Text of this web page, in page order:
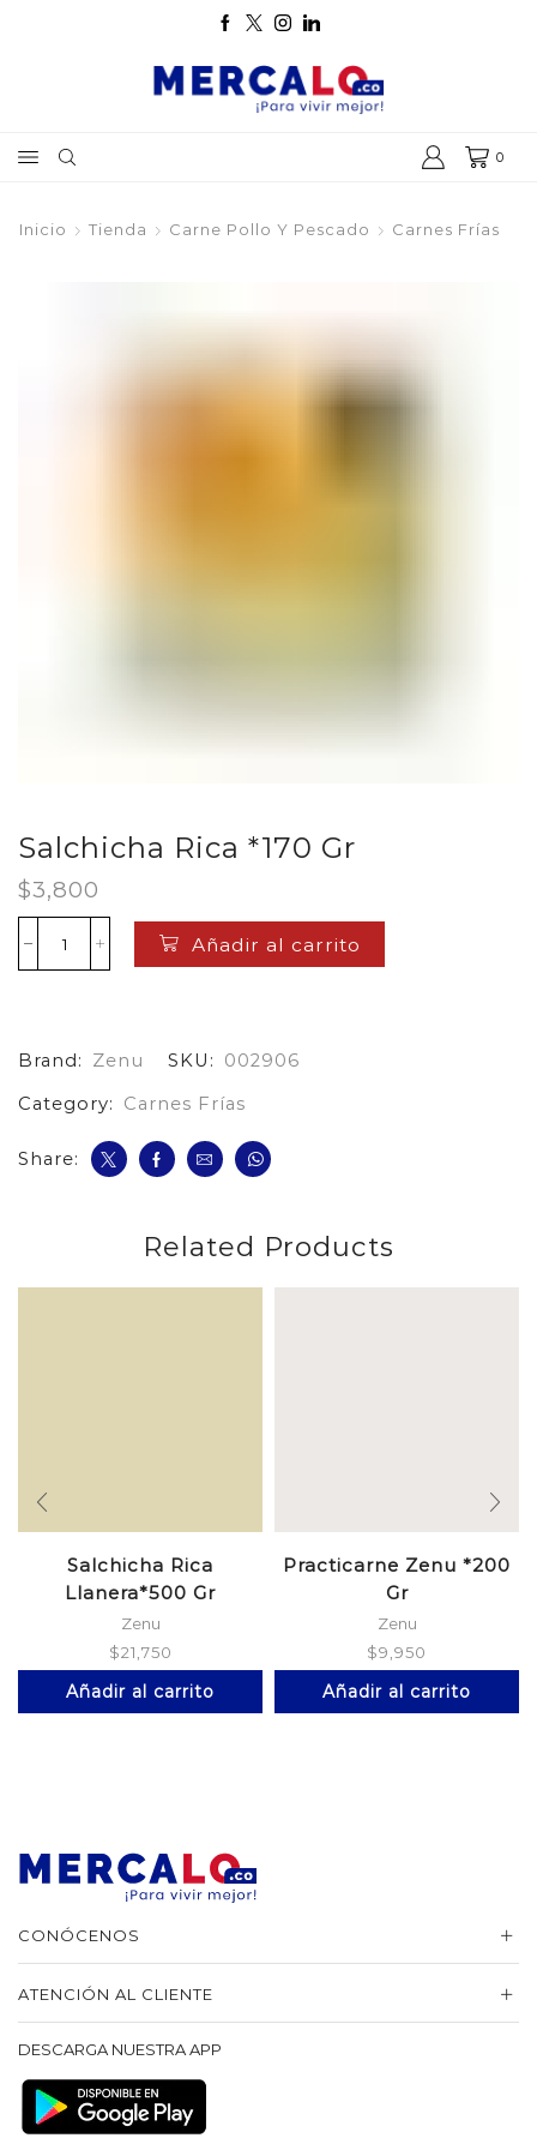
0
Inicio Tienda Carne Pollo Y Pescado Carnes Frías
Salchicha Rica *170 Gr
$3,800
Salchicha
Rica
Añadir al carrito
Brand: Zenu SKU:
002906
Category:
Carnes Frías
Share:
Related Products
Salchicha Rica
Llanera*500 Gr
Zenu
$21,750
Añadir al carrito
Practicarne Zenu *200
Gr
Zenu
$9,950
Añadir al carrito
CONÓCENOS
ATENCIÓN AL CLIENTE
DESCARGA NUESTRA APP